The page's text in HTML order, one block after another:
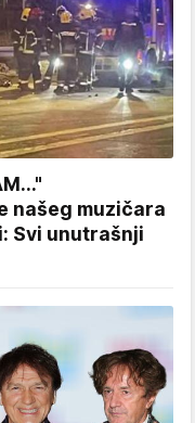
našeg muzičara
Svi unutrašnji